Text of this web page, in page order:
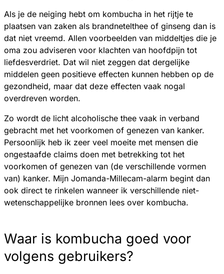
Als je de neiging hebt om kombucha in het rijtje te
plaatsen van zaken als brandnetelthee of ginseng dan is
dat niet vreemd. Allen voorbeelden van middeltjes die je
oma zou adviseren voor klachten van hoofdpijn tot
liefdesverdriet. Dat wil niet zeggen dat dergelijke
middelen geen positieve effecten kunnen hebben op de
gezondheid, maar dat deze effecten vaak nogal
overdreven worden.
Zo wordt de licht alcoholische thee vaak in verband
gebracht met het voorkomen of genezen van kanker.
Persoonlijk heb ik zeer veel moeite met mensen die
ongestaafde claims doen met betrekking tot het
voorkomen of genezen van (de verschillende vormen
van) kanker. Mijn Jomanda-Millecam-alarm begint dan
ook direct te rinkelen wanneer ik verschillende niet-
wetenschappelijke bronnen lees over kombucha.
Waar is kombucha goed voor
volgens gebruikers?